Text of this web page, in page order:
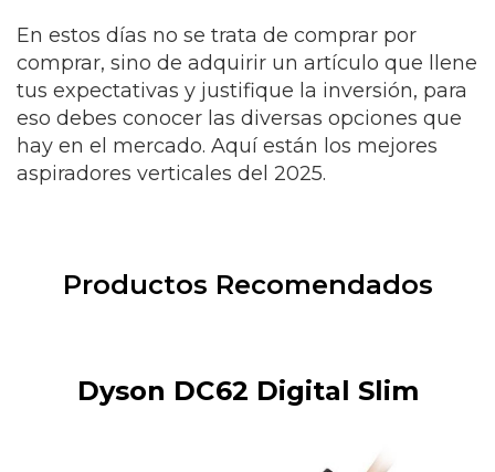
En estos días no se trata de comprar por
comprar, sino de adquirir un artículo que llene
tus expectativas y justifique la inversión, para
eso debes conocer las diversas opciones que
hay en el mercado. Aquí están los mejores
aspiradores verticales del 2025.
Productos Recomendados
Dyson DC62 Digital Slim